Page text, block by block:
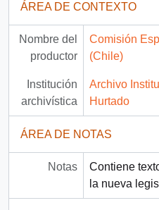
ÁREA DE CONTEXTO
Nombre del
productor
Comisión
(Chile)
Institución
archivística
Archivo
Hurtado
ÁREA DE NOTAS
Notas
Contiene
la nueva